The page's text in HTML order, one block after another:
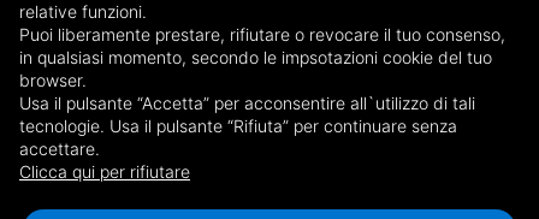
relative funzioni.
Puoi liberamente prestare, rifiutare o revocare il tuo consenso,
in qualsiasi momento, secondo le impsotazioni cookie del tuo
browser.
Usa il pulsante “Accetta” per acconsentire all`utilizzo di tali
tecnologie. Usa il pulsante “Rifiuta” per continuare senza
accettare.
Clicca qui per rifiutare